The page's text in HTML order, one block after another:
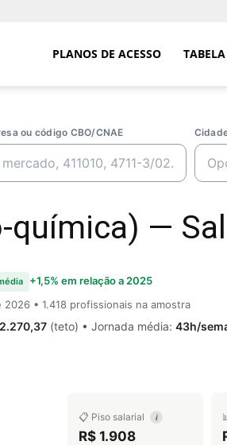
PLANOS DE ACESSO
ou código CBO/CNAE
—
+1,5% em relação a 2025
2026 • 1.418 profissionais na amostra
(teto) • Jornada média: 43h/
📋 Piso salarial i
R$ 1.908